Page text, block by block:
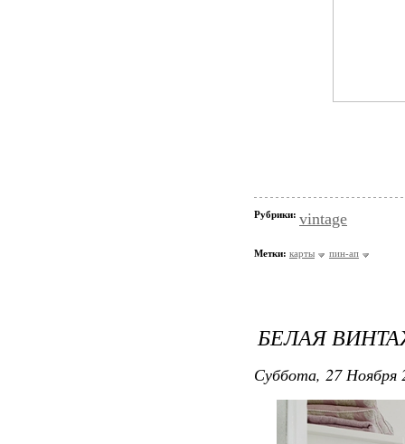
Рубрики: vintage
Метки: карты пин-ап
БЕЛАЯ
Суббота, 27 Ноября